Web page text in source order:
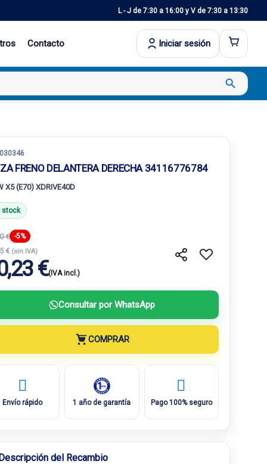
L - J de 7:30 a 16:00 y V de 7:30 a 13:30
Contacto Iniciar sesión
search
FRENO DELANTERA DERECHA 34116776784
X5 (E70) XDRIVE40D
stock
€ -5%
€ (sin IVA)
€(IVA incl.)
Consultar por WhatsApp
COMPRAR
Envío rápido 1 año de garantía Pago 100% seguro
del Recambio